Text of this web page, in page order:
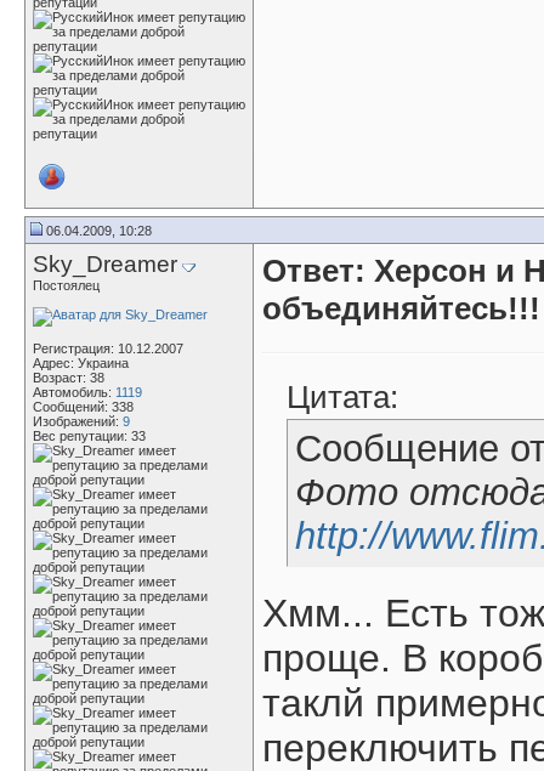
06.04.2009, 10:28
Sky_Dreamer
Постоялец
Регистрация: 10.12.2007
Адрес: Украина
Возраст: 38
Автомобиль: 1119
Сообщений: 338
Изображений: 9
Вес репутации: 33
Ответ: Херсон и
объединяйтесь!!!
Цитата:
Сообщение
Фото
http://
Хмм... Есть
проще. В
таклй
переключить